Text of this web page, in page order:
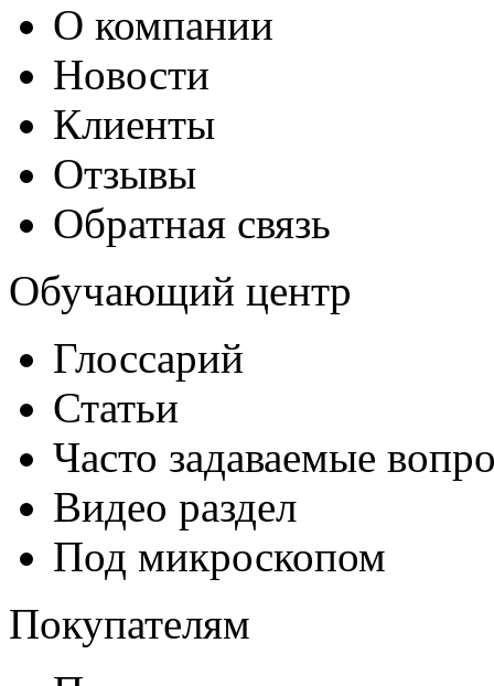
О компании
Новости
Клиенты
Отзывы
Обратная связь
Обучающий центр
Глоссарий
Статьи
Часто задаваемые
Видео раздел
Под микроскопом
Покупателям